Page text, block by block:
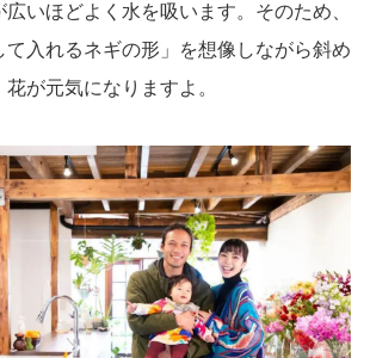
いほどよく水を吸います。そのため、
て入れるネギの形」を想像しながら斜め
が元気になりますよ。